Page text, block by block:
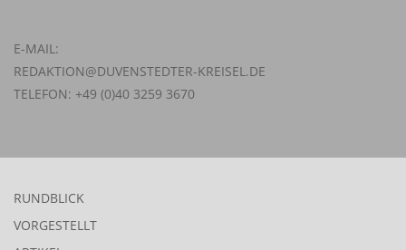
E-MAIL:
REDAKTION@DUVENSTEDTER-KREISEL.DE
TELEFON: +49 (0)40 3259 3670
RUNDBLICK
VORGESTELLT